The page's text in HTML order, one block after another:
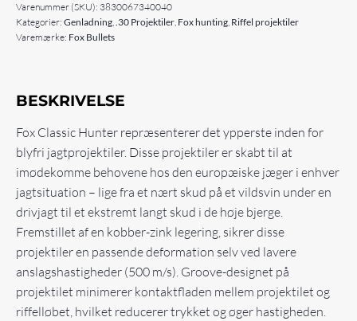
50
stk
antal
Varenummer (SKU): 3830067340040
Kategorier: Genladning,.30 Projektiler, Fox hunting, Riffel projektiler
Varemærke: Fox Bullets
BESKRIVELSE
Fox Classic Hunter repræsenterer det ypperste inden for
blyfri jagtprojektiler. Disse projektiler er skabt til at
imødekomme behovene hos den europæiske jæger i enhver
jagtsituation – lige fra et nært skud på et vildsvin under en
drivjagt til et ekstremt langt skud i de høje bjerge.
Fremstillet af en kobber-zink legering, sikrer disse
projektiler en passende deformation selv ved lavere
anslagshastigheder (500 m/s). Groove-designet på
projektilet minimerer kontaktfladen mellem projektilet og
riffelløbet, hvilket reducerer trykket og øger hastigheden.